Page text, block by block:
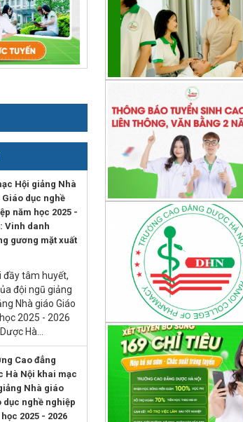
Hội giảng Nhà
Giáo dục nghề
năm học 2025 -
Vinh danh
gương mặt xuất
đầy tâm huyết,
đội ngũ giảng
Nhà giáo Giáo
2025 - 2026
Hà...
Cao đẳng
Hà Nội khai mạc
Nhà giáo
dục nghề nghiệp
2025 - 2026